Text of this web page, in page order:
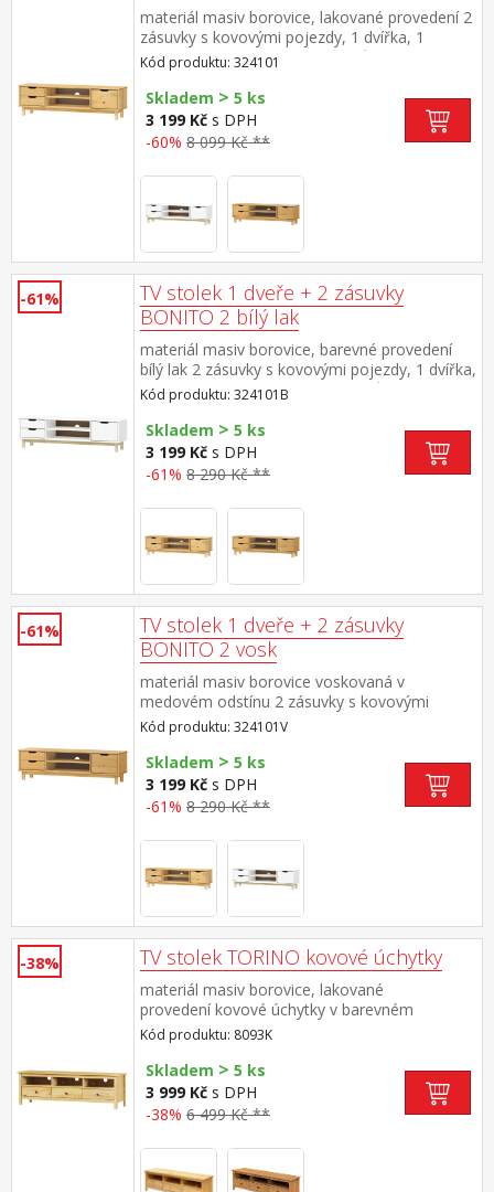
materiál masiv borovice, lakované provedení 2
zásuvky s kovovými pojezdy, 1 dvířka, 1
police otvor na protažení kabelů
Kód produktu: 324101
Skladem > 5 ks
3 199 Kč s DPH
-60% 8 099 Kč **
-61%
TV stolek 1 dveře + 2 zásuvky
BONITO 2 bílý lak
materiál masiv borovice, barevné provedení
bílý lak 2 zásuvky s kovovými pojezdy, 1 dvířka,
1 police otvor na protažení kabelů
Kód produktu: 324101B
Skladem > 5 ks
3 199 Kč s DPH
-61% 8 290 Kč **
-61%
TV stolek 1 dveře + 2 zásuvky
BONITO 2 vosk
materiál masiv borovice voskovaná v
medovém odstínu 2 zásuvky s kovovými
pojezdy, 1 dvířka, 1 police otvor na protažení
kabelů
Kód produktu: 324101V
Skladem > 5 ks
3 199 Kč s DPH
-61% 8 290 Kč **
-38% TV stolek TORINO kovové úchytky
materiál masiv borovice, lakované
provedení kovové úchytky v barevném
provedení černěná mosaz 3 zásuvky s
kovovými pojezdy
Kód produktu: 8093K
Skladem > 5 ks
3 999 Kč s DPH
-38% 6 499 Kč **